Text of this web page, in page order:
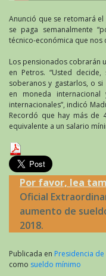
Anunció que se retomará
se paga semanalmente
técnico-económica que nos
Los pensionados cobrarán
en Petros. “Usted
soberanos y gastarlos, o
en moneda
internacionales”, indicó
Recordó que hay más de
equivalente a un salario
Por favor, lea
Oficial
aumento de
2018.
Publicada en Presidencia
como sueldo mínimo